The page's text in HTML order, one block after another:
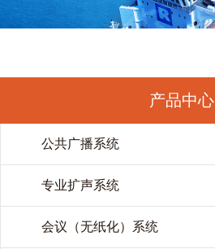
产品中心
公共广播系统
专业扩声系统
会议（无纸化）系统